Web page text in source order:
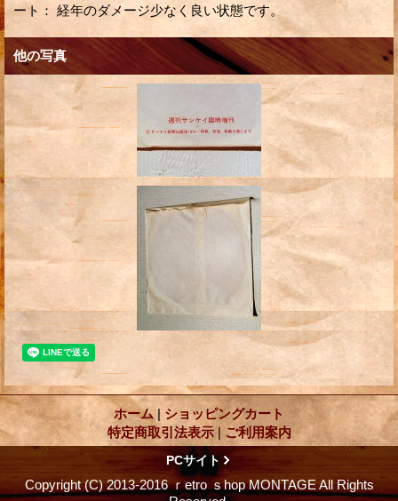
ート： 経年のダメージ少なく良い状態です。
他の写真
ホーム | ショッピングカート
特定商取引法表示 | ご利用案内
PCサイト
Copyright (C) 2013-2016 ｒetro ｓhop MONTAGE All Rights